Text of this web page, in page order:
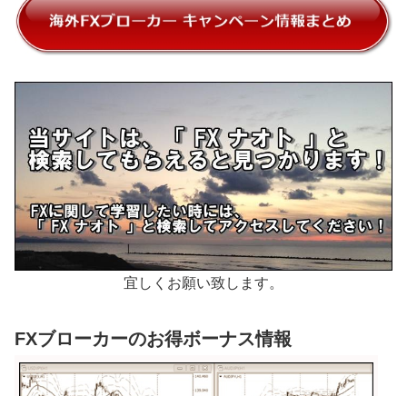
宜しくお願い致します。
FXブローカーのお得ボーナス情報